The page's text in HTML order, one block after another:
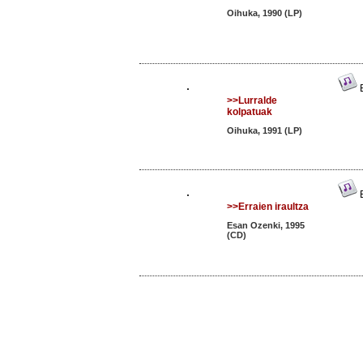
Oihuka, 1990 (LP)
>>Lurralde
kolpatuak
Oihuka, 1991 (LP)
>>Erraien iraultza
Esan Ozenki, 1995
(CD)